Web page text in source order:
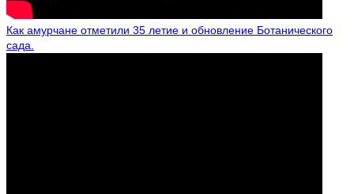
Как амурчане отметили 35 летие и обновление Ботанического
сада.